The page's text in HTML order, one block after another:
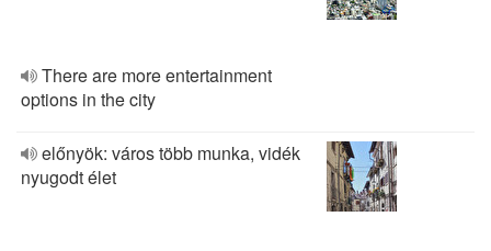
There are more entertainment
options in the city
előnyök: város több munka, vidék
nyugodt élet